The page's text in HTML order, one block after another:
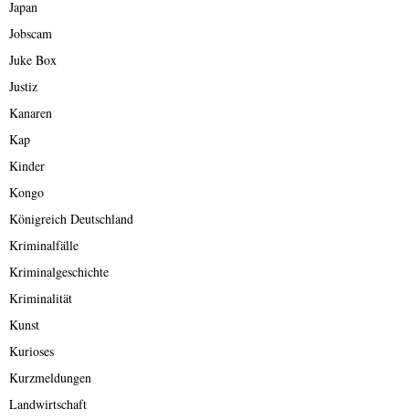
Japan
Jobscam
Juke Box
Justiz
Kanaren
Kap
Kinder
Kongo
Königreich Deutschland
Kriminalfälle
Kriminalgeschichte
Kriminalität
Kunst
Kurioses
Kurzmeldungen
Landwirtschaft